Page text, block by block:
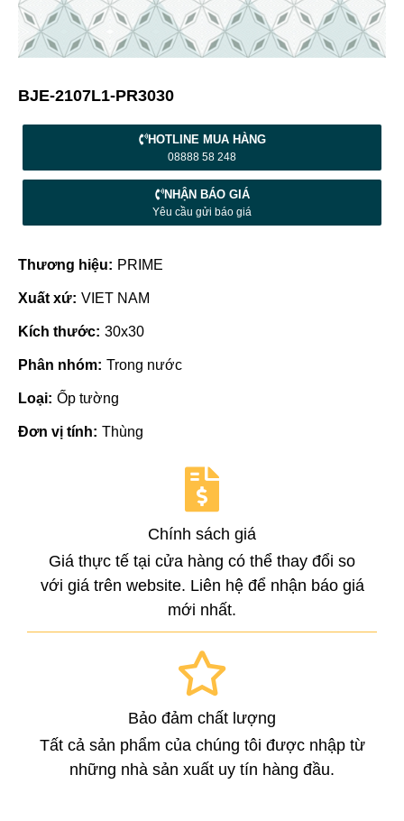
BJE-2107L1-PR3030
HOTLINE MUA HÀNG
08888 58 248
NHẬN BÁO GIÁ
Yêu cầu gửi báo giá
Thương hiệu: PRIME
Xuất xứ: VIET NAM
Kích thước: 30x30
Phân nhóm: Trong nước
Loại: Ốp tường
Đơn vị tính: Thùng
Chính sách giá
Giá thực tế tại cửa hàng có thể thay đổi so
với giá trên website. Liên hệ để nhận báo giá
mới nhất.
Bảo đảm chất lượng
Tất cả sản phẩm của chúng tôi được nhập từ
những nhà sản xuất uy tín hàng đầu.